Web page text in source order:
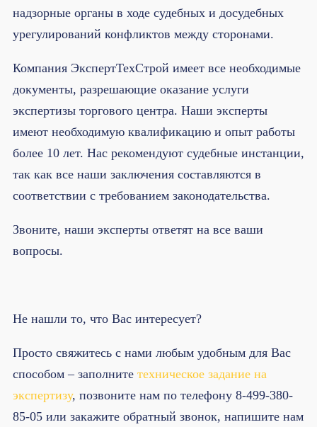
надзорные органы в ходе судебных и досудебных
урегулирований конфликтов между сторонами.
Компания ЭкспертТехСтрой имеет все необходимые
документы, разрешающие оказание услуги
экспертизы торгового центра. Наши эксперты
имеют необходимую квалификацию и опыт работы
более 10 лет. Нас рекомендуют судебные инстанции,
так как все наши заключения составляются в
соответствии с требованием законодательства.
Звоните, наши эксперты ответят на все ваши
вопросы.
Не нашли то, что Вас интересует?
Просто свяжитесь с нами любым удобным для Вас
способом – заполните техническое задание на
экспертизу, позвоните нам по телефону 8-499-380-
85-05 или закажите обратный звонок, напишите нам